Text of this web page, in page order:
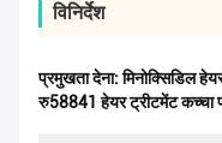
विनिर्देश
प्रमुखता देना:मिनोक्सिडिल
रु58841 हेयर ट्रीटमेंट कच्चा